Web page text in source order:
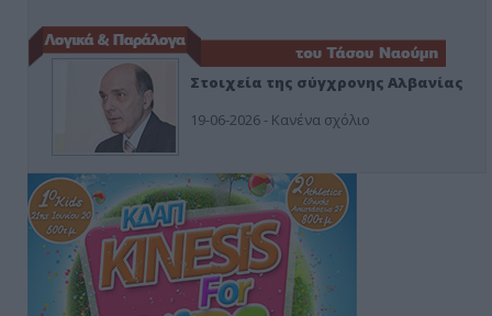
Στοιχεία της σύγχρονης Αλβανίας
19-06-2026 - Κανένα σχόλιο